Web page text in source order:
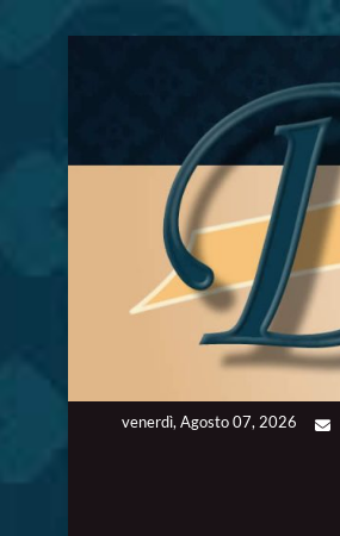
venerdì, Agosto 07, 2026